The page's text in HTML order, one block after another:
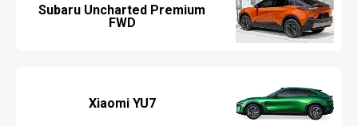
Subaru Uncharted Premium
FWD
Xiaomi YU7